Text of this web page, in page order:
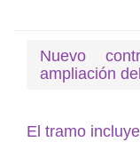
Nuevo
ampliación
El tramo